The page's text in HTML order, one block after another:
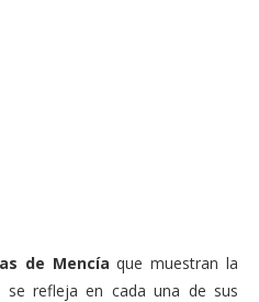
de Mencía que muestran la
se refleja en cada una de sus